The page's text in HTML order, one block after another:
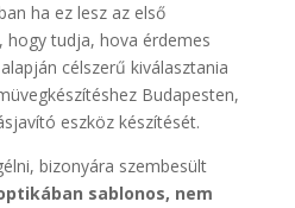
ha ez lesz az első
hogy tudja, hova érdemes
célszerű kiválasztania
Budapesten,
eszköz készítését.
bizonyára szembesült
sablonos, nem